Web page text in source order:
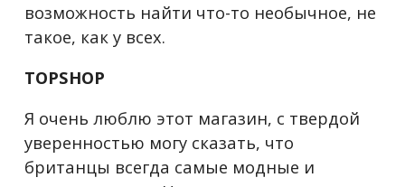
возможность найти что-то необычное, не
такое, как у всех.
TOPSHOP
Я очень люблю этот магазин, с твердой
уверенностью могу сказать, что
британцы всегда самые модные и